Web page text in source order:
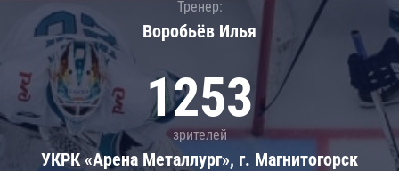
Тренер:
Воробьёв Илья
1253
зрителей
УКРК «Арена Металлург», г. Магнитогорск